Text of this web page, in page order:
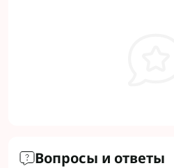
Вопросы и ответы